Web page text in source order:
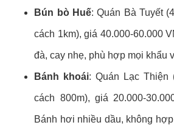
Bún bò Huế: Quán Bà Tuyết
cách 1km), giá 40.000-60.000
đà, cay nhẹ, phù hợp mọi khẩu
Bánh khoái: Quán Lạc Thiện
cách 800m), giá 20.000-
Bánh hơi nhiều dầu, không